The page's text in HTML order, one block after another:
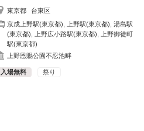
東京都
台東区
京成上野駅(東京都)
上野駅(東京都) ,湯島駅
(東京都)
上野広小路駅(東京都)
上野御徒町
駅(東京都)
上野恩賜公園不忍池畔
入場無料 祭り